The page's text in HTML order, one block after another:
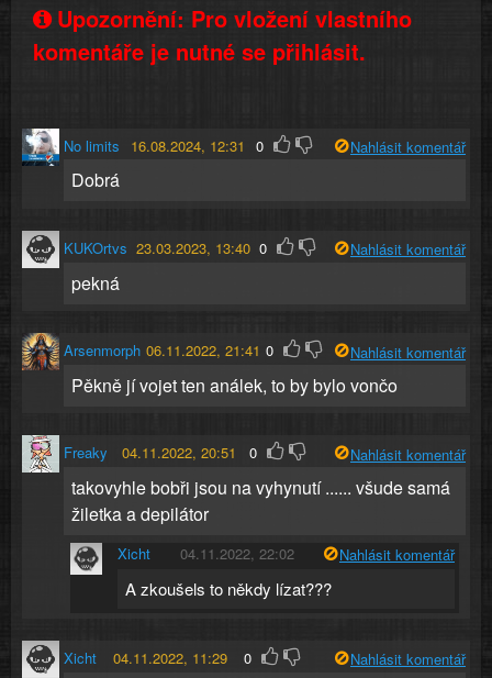
Upozornění: Pro vložení vlastního
komentáře je nutné se přihlásit.
No limits 16.08.2024, 12:31 0 Nahlásit komentář
Dobrá
KUKOrtvs 23.03.2023, 13:40 0 Nahlásit komentář
pekná
Arsenmorph 06.11.2022, 21:41 0 Nahlásit komentář
Pěkně jí vojet ten análek, to by bylo vončo
Freaky 04.11.2022, 20:51 0 Nahlásit komentář
takovyhle bobři jsou na vyhynutí ...... všude samá
žiletka a depilátor
Xicht 04.11.2022, 22:02 Nahlásit komentář
A zkoušels to někdy lízat???
Xicht 04.11.2022, 11:29 0 Nahlásit komentář